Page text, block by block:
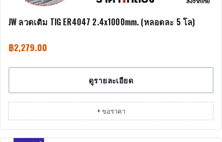
JW ลวดเติม TIG ER4047 2.4x1000mm. (หลอดละ 5 โล)
฿2,279.00
ดูรายละเอียด
+ ขอราคา